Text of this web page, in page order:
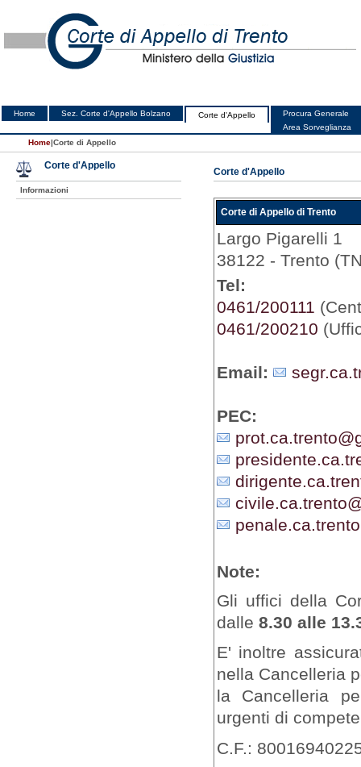
Home Sez. Corte d'Appello Bolzano Corte d'Appello
Procura Generale
Area Sorveglianza
Home|Corte di Appello
Corte d'Appello
Corte di Appello di Trento
Largo Pigarelli 1
38122 - Trento
Tel:
0461/200111
0461/200210
Email:
PEC:
Note:
Gli uffici della
dalle 8.30 alle
E' inoltre
nella Cancelleria
la Cancelleria
urgenti di
C.F.:
Corte d'Appello
Informazioni